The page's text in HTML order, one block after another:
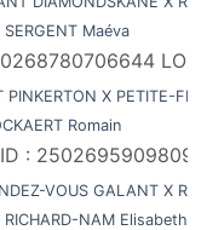
Maéva
LOF
X PETITE-
Romain
ID :
VOUS GALANT X R
NAM Elisabeth